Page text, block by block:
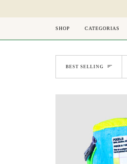
to
SHOP CATEGORIAS
Sort
BEST SELLING